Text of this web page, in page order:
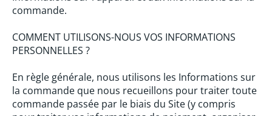
commande.
COMMENT UTILISONS-NOUS VOS INFORMATIONS
PERSONNELLES ?
En règle générale, nous utilisons les Informations sur
la commande que nous recueillons pour traiter toute
commande passée par le biais du Site (y compris